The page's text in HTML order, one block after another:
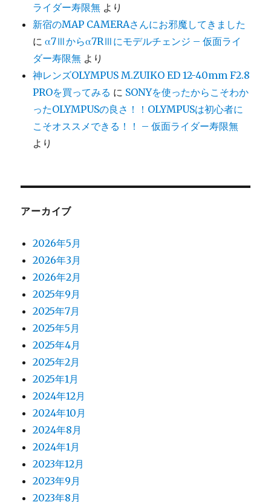
ライダー寿限無 より
新宿のMAP CAMERAさんにお邪魔してきました
にα7Ⅲからα7RⅢにモデルチェンジ – 仮面ライ
ダー寿限無 より
神レンズOLYMPUS M.ZUIKO ED 12-40mm F2.8
PROを買ってみる に SONYを使ったからこそわか
ったOLYMPUSの良さ！！OLYMPUSは初心者に
こそオススメできる！！ – 仮面ライダー寿限無
より
アーカイブ
2026年5月
2026年3月
2026年2月
2025年9月
2025年7月
2025年5月
2025年4月
2025年2月
2025年1月
2024年12月
2024年10月
2024年8月
2024年1月
2023年12月
2023年9月
2023年8月